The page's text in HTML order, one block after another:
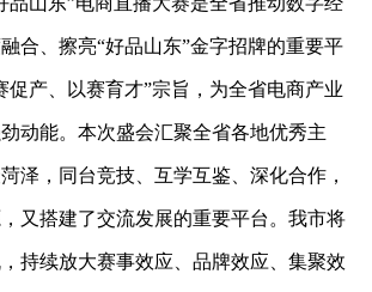
合、擦亮“好品山东”金字招牌的重要平
促产、以赛育才”宗旨，为全省电商产业
动能。本次盛会汇聚全省各地优秀主
泽，同台竞技、互学互鉴、深化合作，
又搭建了交流发展的重要平台。我市将
持续放大赛事效应、品牌效应、集聚效